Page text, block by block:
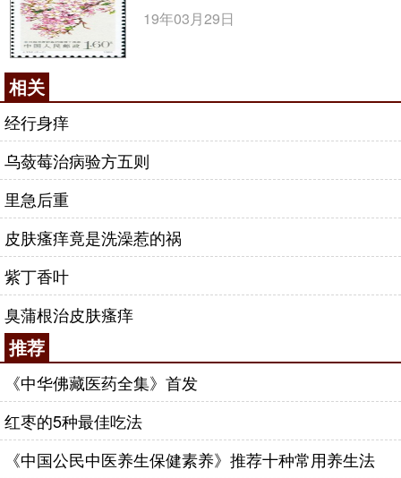
19年03月29日
相关
经行身痒
乌蔹莓治病验方五则
里急后重
皮肤瘙痒竟是洗澡惹的祸
紫丁香叶
臭蒲根治皮肤瘙痒
推荐
《中华佛藏医药全集》首发
红枣的5种最佳吃法
《中国公民中医养生保健素养》推荐十种常用养生法